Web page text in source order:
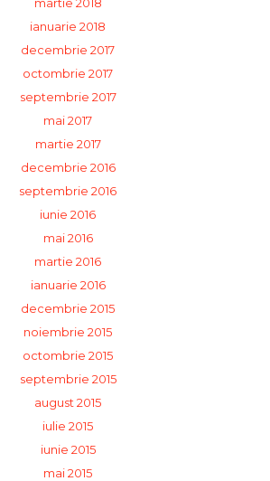
ianuarie 2018
decembrie 2017
octombrie 2017
septembrie 2017
mai 2017
martie 2017
decembrie 2016
septembrie 2016
iunie 2016
mai 2016
martie 2016
ianuarie 2016
decembrie 2015
noiembrie 2015
octombrie 2015
septembrie 2015
august 2015
iulie 2015
iunie 2015
mai 2015